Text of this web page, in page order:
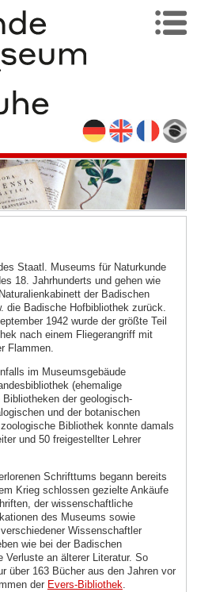
Staatl. Museums für Naturkunde
18. Jahrhunderts und gehen wie
der Badischen
die Badische Hofbibliothek zurück.
1942 wurde der größte Teil
nach einem Fliegerangriff mit
Flammen.
im Museumsgebäude
(ehemalige
der geologisch-
und der botanischen
Bibliothek konnte damals
und 50 freigestellter Lehrer
Schrifttums begann bereits
Krieg schlossen gezielte Ankäufe
der wissenschaftliche
des Museums sowie
Wissenschaftler
wie bei der Badischen
Verluste an älterer Literatur. So
über 163 Bücher aus den Jahren vor
der Evers-Bibliothek.